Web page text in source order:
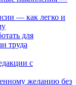
— как легко и
для
труда
с
желанию без